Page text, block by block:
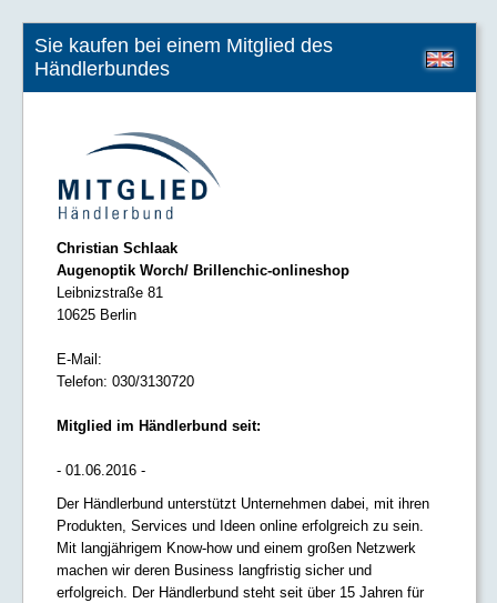
Sie kaufen bei einem Mitglied des
Händlerbundes
Christian Schlaak
Augenoptik Worch/ Brillenchic-onlineshop
Leibnizstraße 81
10625 Berlin
E-Mail:
Telefon: 030/3130720
Mitglied im Händlerbund seit:
- 01.06.2016 -
Der Händlerbund unterstützt Unternehmen dabei, mit ihren
Produkten, Services und Ideen online erfolgreich zu sein.
Mit langjährigem Know-how und einem großen Netzwerk
machen wir deren Business langfristig sicher und
erfolgreich. Der Händlerbund steht seit über 15 Jahren für